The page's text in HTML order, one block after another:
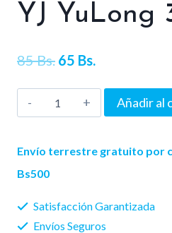
YJ YuLong
85Bs. El
precio
original
65 Bs.El
precio
actual
YuLong
3x3
V3
cantidad
Añadir al
Envío terrestre gratuito por
Bs500
Satisfacción Garantizada
Envíos Seguros